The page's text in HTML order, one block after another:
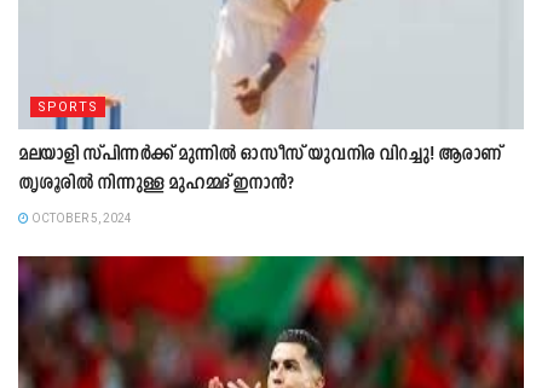
SPORTS
മലയാളി സ്പിന്നര്‍ക്ക് മുന്നില്‍ ഓസീസ് യുവനിര വിറച്ചു! ആരാണ്
തൃശൂരില്‍ നിന്നുള്ള മുഹമ്മദ് ഇനാന്‍?
OCTOBER 5, 2024